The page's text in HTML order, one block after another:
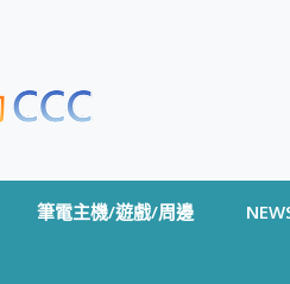
筆電主機/遊戲/周邊